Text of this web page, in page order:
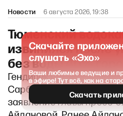
Новости 6 августа 2026, 19:38
Тюменский
извинился после
без воды 40%
Гендиректор
Сарбаева извинилась
заявление главы
Скачайте
слушать «Эхо»
Ваши любимые ведущие и
в эфире! Тут всё, как на
Скачать